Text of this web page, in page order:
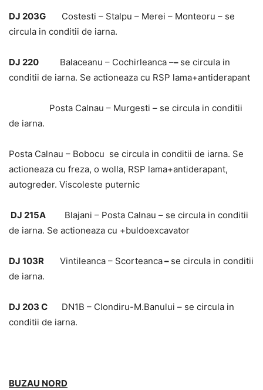
DJ 203G Costesti – Stalpu – Merei – Monteoru – se
circula in conditii de iarna.
DJ 220 Balaceanu – Cochirleanca –– se circula in
conditii de iarna. Se actioneaza cu RSP lama+antiderapant
Posta Calnau – Murgesti – se circula in conditii
de iarna.
Posta Calnau – Bobocu se circula in conditii de iarna. Se
actioneaza cu freza, o wolla, RSP lama+antiderapant,
autogreder. Viscoleste puternic
DJ 215A Blajani – Posta Calnau – se circula in conditii
de iarna. Se actioneaza cu +buldoexcavator
DJ 103R Vintileanca – Scorteanca– se circula in conditii
de iarna.
DJ 203 C DN1B – Clondiru-M.Banului – se circula in
conditii de iarna.
BUZAU NORD